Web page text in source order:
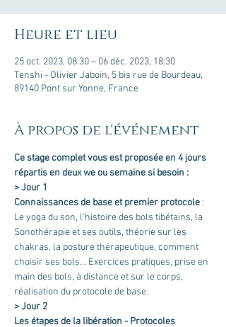
Heure et lieu
25 oct. 2023, 08:30 – 06 déc. 2023, 18:30
Tenshi - Olivier Jaboin, 5 bis rue de Bourdeau,
89140 Pont sur Yonne, France
À propos de l'événement
Ce stage complet vous est proposée en 4 jours
répartis en deux we ou semaine si besoin :
> Jour 1
Connaissances de base et premier protocole :
Le yoga du son, l'histoire des bols tibétains, la
Sonothérapie et ses outils, théorie sur les
chakras, la posture thérapeutique, comment
choisir ses bols... Exercices pratiques, prise en
main des bols, à distance et sur le corps,
réalisation du protocole de base.
> Jour 2
Les étapes de la libération - Protocoles